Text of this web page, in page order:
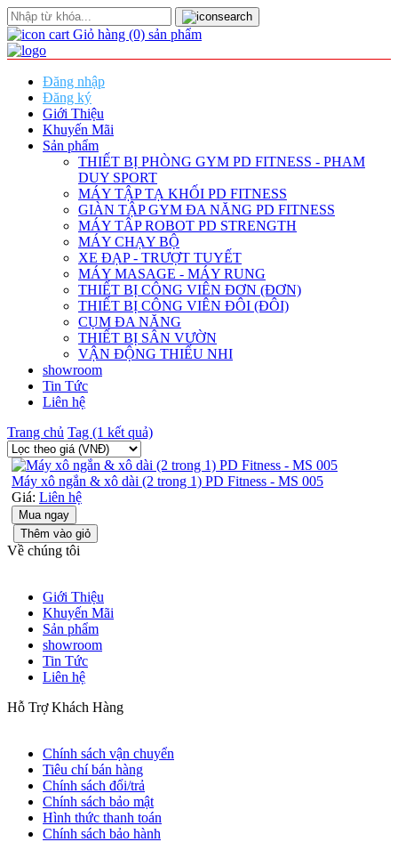
Giỏ hàng (0) sản phẩm
Đăng nhập
Đăng ký
Giới Thiệu
Khuyến Mãi
Sản phẩm
THIẾT BỊ PHÒNG GYM PD FITNESS - PHAM
DUY SPORT
MÁY TẬP TẠ KHỐI PD FITNESS
GIÀN TẬP GYM ĐA NĂNG PD FITNESS
MÁY TÂP ROBOT PD STRENGTH
MÁY CHẠY BỘ
XE ĐẠP - TRƯỢT TUYẾT
MÁY MASAGE - MÁY RUNG
THIẾT BỊ CÔNG VIÊN ĐƠN (ĐƠN)
THIẾT BỊ CÔNG VIÊN ĐÔI (ĐÔI)
CỤM ĐA NĂNG
THIẾT BỊ SÂN VƯỜN
VẬN ĐỘNG THIẾU NHI
showroom
Tin Tức
Liên hệ
Trang chủ Tag (1 kết quả)
Máy xô ngắn & xô dài (2 trong 1) PD Fitness - MS 005
Giá: Liên hệ
Mua ngay
Thêm vào giỏ
Về chúng tôi
Giới Thiệu
Khuyến Mãi
Sản phẩm
showroom
Tin Tức
Liên hệ
Hỗ Trợ Khách Hàng
Chính sách vận chuyển
Tiêu chí bán hàng
Chính sách đổi/trả
Chính sách bảo mật
Hình thức thanh toán
Chính sách bảo hành